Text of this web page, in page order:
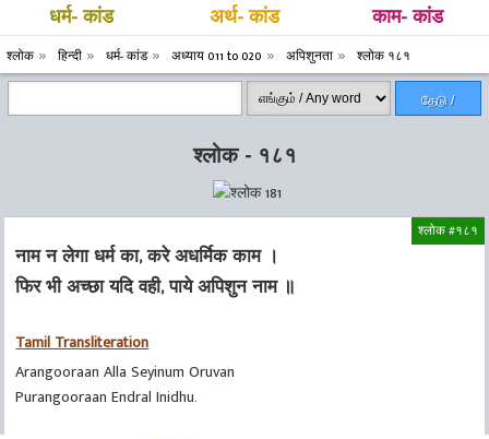
धर्म- कांड अर्थ- कांड काम- कांड
श्लोक हिन्दी धर्म- कांड अध्याय 011 to 020 अपिशुनता श्लोक १८१
தேடு /
श्लोक - १८१
श्लोक #१८१
नाम न लेगा धर्म का, करे अधर्मिक काम ।
फिर भी अच्छा यदि वही, पाये अपिशुन नाम ॥
Tamil Transliteration
Arangooraan Alla Seyinum Oruvan
Purangooraan Endral Inidhu.